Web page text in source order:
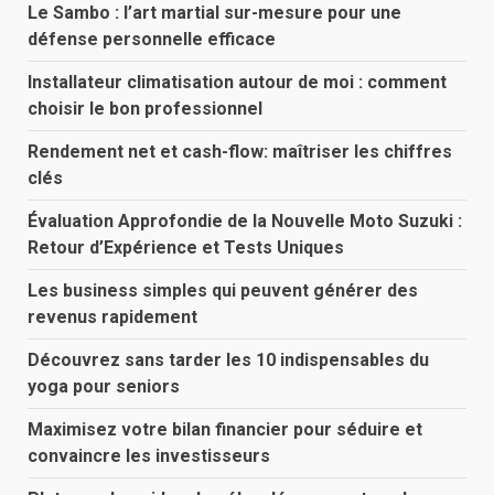
Le Sambo : l’art martial sur-mesure pour une
défense personnelle efficace
Installateur climatisation autour de moi : comment
choisir le bon professionnel
Rendement net et cash-flow: maîtriser les chiffres
clés
Évaluation Approfondie de la Nouvelle Moto Suzuki :
Retour d’Expérience et Tests Uniques
Les business simples qui peuvent générer des
revenus rapidement
Découvrez sans tarder les 10 indispensables du
yoga pour seniors
Maximisez votre bilan financier pour séduire et
convaincre les investisseurs